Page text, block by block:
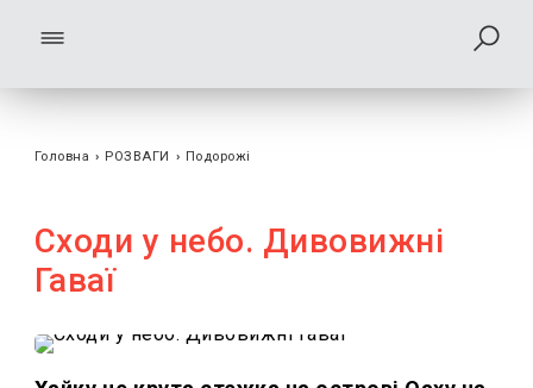
Головна › РОЗВАГИ › Подорожі
Сходи у небо. Дивовижні
Гаваї